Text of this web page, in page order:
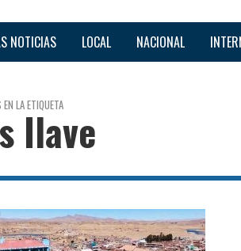
NOTICIAS LOCAL NACIONAL
LA ETIQUETA
Ilave